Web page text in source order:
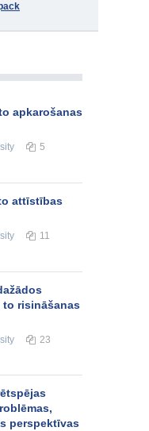
apkarošanas
5
attīstības
11
to risināšanas
23
perspektīvas